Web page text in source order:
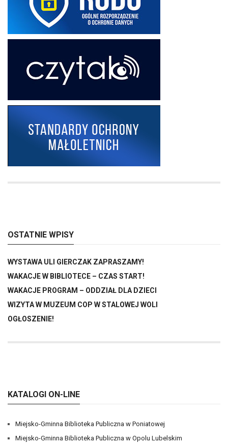
OSTATNIE WPISY
WYSTAWA ULI GIERCZAK ZAPRASZAMY!
WAKACJE W BIBLIOTECE – CZAS START!
WAKACJE PROGRAM – ODDZIAŁ DLA DZIECI
WIZYTA W MUZEUM COP W STALOWEJ WOLI
OGŁOSZENIE!
KATALOGI ON-LINE
Miejsko-Gminna Biblioteka Publiczna w Poniatowej
Miejsko-Gminna Biblioteka Publiczna w Opolu Lubelskim